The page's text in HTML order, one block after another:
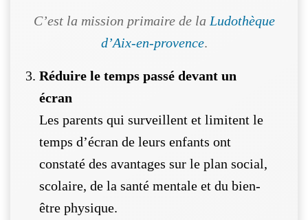
C’est la mission primaire de la Ludothèque
d’Aix-en-provence.
Réduire le temps passé devant un
écran
Les parents qui surveillent et limitent le
temps d’écran de leurs enfants ont
constaté des avantages sur le plan social,
scolaire, de la santé mentale et du bien-
être physique.